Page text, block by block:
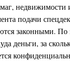
подачи
законными.
деньги, за